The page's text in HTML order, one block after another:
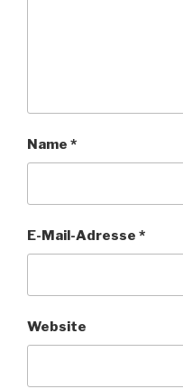
Name *
E-Mail-Adresse *
Website